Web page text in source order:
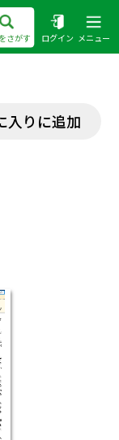
さがす ログイン メニュー
入りに追加